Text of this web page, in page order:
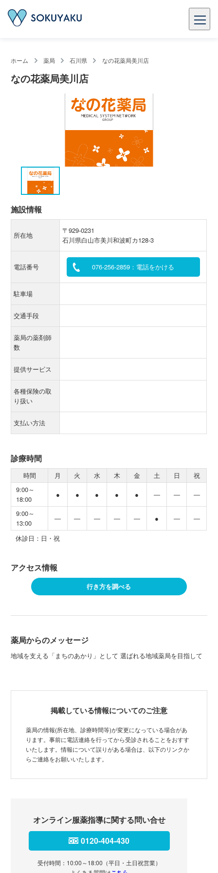
ホーム 薬局 石川県 なの花薬局美川店
なの花薬局美川店
施設情報
所在地
〒929-0231
石川県白山市美川和波町カ128-3
電話番号 076-256-2859：電話をかける
駐車場
交通手段
薬局の薬剤師
数
提供サービス
各種保険の取
り扱い
支払い方法
診療時間
時間 月 火 水 木 金 土 日
祝
9:00～
18:00
● ● ● ● ● ― ― ―
9:00～
13:00
― ― ― ― ― ● ― ―
休診日：日・祝
アクセス情報
行き方を調べる
薬局からのメッセージ
地域を支える「まちのあかり」として 選ばれる地域薬局を目指して
掲載している情報についてのご注意
薬局の情報(所在地、診療時間等)が変更になっている場合があ
ります。事前に電話連絡を行ってから受診されることをおすす
いたします。情報について誤りがある場合は、以下のリンクか
らご連絡をお願いいたします。
オンライン服薬指導に関する問い合せ
0120-404-430
受付時間：10:00～18:00（平日・土日祝営業）